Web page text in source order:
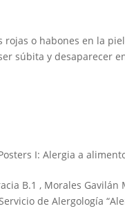
o habones en la
súbita y desaparecer
I: Alergia a
B.1 , Morales
de Alergología